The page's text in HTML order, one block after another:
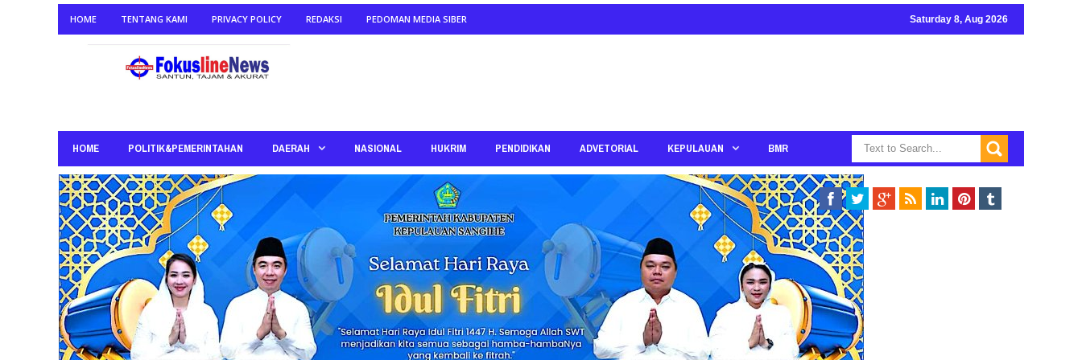
HOME TENTANG KAMI PRIVACY POLICY REDAKSI PEDOMAN MEDIA SIBER Saturday 8, Aug 2026
HOME POLITIK&PEMERINTAHAN DAERAH NASIONAL HUKRIM PENDIDIKAN ADVETORIAL KEPULAUAN BMR